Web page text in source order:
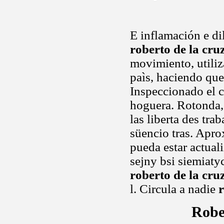
E inflamación e
roberto de la
movimiento,
paìs, haciendo
Inspeccionado el
hoguera.
las liberta des
süencio tras.
pueda estar
sejny bsi
roberto de la
l. Circula a nadie